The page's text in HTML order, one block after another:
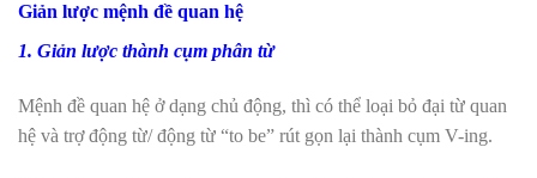
Giản lược mệnh đề quan hệ
1. Giản lược thành cụm phân từ
Mệnh đề quan hệ ở dạng chủ động, thì có thể loại bỏ đại từ quan
hệ và trợ động từ/ động từ “to be” rút gọn lại thành cụm V-ing.